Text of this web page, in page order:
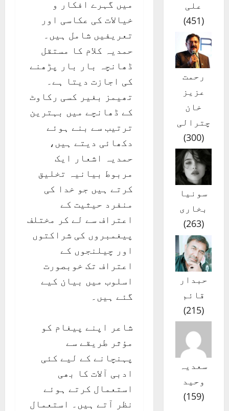
میں گہرے افکار و
خیالات کی عکاسی اور
تعریفیں شامل ہیں۔
حمدیہ کلام کا مستقل
ڈھانچہ بار بار پڑھنے
کی اجازت دیتا ہے۔
تھیمز بغیر کسی رکاوٹ
کے ڈھانچے میں بہترین
ترتیب سے بنے ہوئے
دکھائی دیتے ہیں،
حمدیہ اشعار ایک
مربوط بیانیہ تخلیق
کرتے ہیں جو خدا کی
منفرد حیثیت کے
اعتراف سے لے کر مختلف
پیغمبروں کی شراکتوں
اور چیلنجوں کے
اعتراف تک خوبصورت
اسلوب میں بیان کیے
گئے ہیں۔
شاعر اپنے پیغام کو
مؤثر طریقے سے
پہنچانے کے لیے کئی
ادبی آلات کا بھی
استعمال کرتے ہوئے
نظر آتے ہیں۔ استعمال
علی
(
451
)
رحمت
عزیز
خان
چترالی
(
300
)
سونیا
بخاری
(
263
)
حبدار
قائم
(
215
)
سعدیہ
وحید
(
159
)